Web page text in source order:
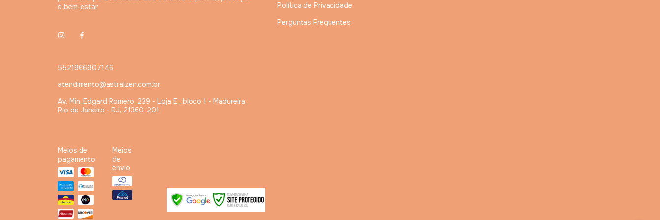
e bem-estar.
5521966907146
atendimento@astralzen.com.br
Av. Min. Edgard Romero, 239 - Loja E , bloco 1 - Madureira,
Rio de Janeiro - RJ, 21360-201
Política de Privacidade
Perguntas Frequentes
Meios de
pagamento
Meios
de
envio